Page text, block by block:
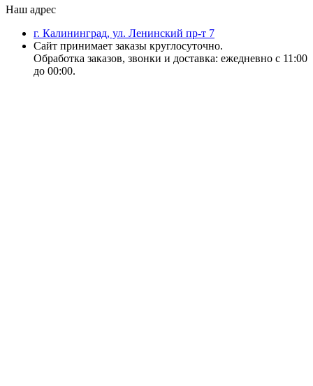
Наш адрес
г. Калининград, ул. Ленинский пр-т 7
Сайт принимает заказы круглосуточно.
Обработка заказов, звонки и доставка: ежедневно с 11:00
до 00:00.